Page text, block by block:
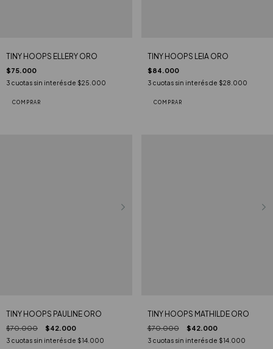
TINY HOOPS ELLERY ORO
$75.000
3 cuotas sin interés de $25.000
TINY HOOPS LEIA ORO
$84.000
3 cuotas sin interés de $28.000
TINY HOOPS PAULINE ORO
$70.000 $42.000
3 cuotas sin interés de $14.000
TINY HOOPS MATHILDE ORO
$70.000 $42.000
3 cuotas sin interés de $14.000